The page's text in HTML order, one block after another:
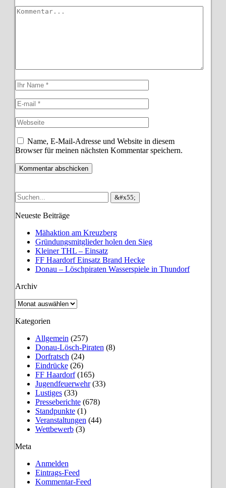
Name, E-Mail-Adresse und Website in diesem
Browser für meinen nächsten Kommentar speichern.
Neueste Beiträge
Mähaktion am Kreuzberg
Gründungsmitglieder holen den Sieg
Kleiner THL – Einsatz
FF Haardorf Einsatz Brand Hecke
Donau – Löschpiraten Wasserspiele in Thundorf
Archiv
Archiv
Kategorien
Allgemein (257)
Donau-Lösch-Piraten (8)
Dorfratsch (24)
Eindrücke(26)
FF Haardorf(165)
Jugendfeuerwehr(33)
Lustiges(33)
Presseberichte(678)
Standpunkte(1)
Veranstaltungen (44)
Wettbewerb(3)
Meta
Anmelden
Eintrags-Feed
Kommentar-Feed